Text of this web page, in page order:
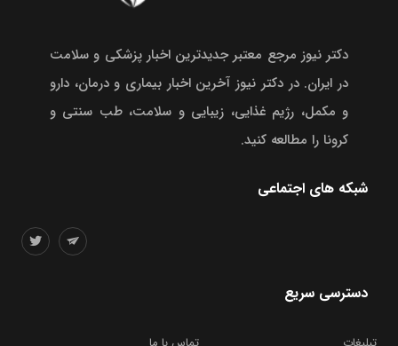
دکتر نیوز مرجع معتبر جدیدترین اخبار پزشکی و سلامت
در ایران. در دکتر نیوز آخرین اخبار بیماری و درمان، دارو
و مکمل، رژیم غذایی، زیبایی و سلامت، طب سنتی و
کرونا را مطالعه کنید.
شبکه های اجتماعی
دسترسی سریع